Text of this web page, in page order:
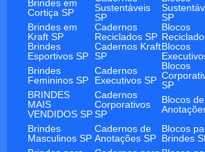
Brindes em
Cortiça SP
Sustentáveis
SP
SP
Brindes em
Kraft SP
Cadernos
Reciclados SP
Blocos
Brindes
Esportivos SP
Cadernos Kraft
SP
Blocos
Brindes
Femininos SP
Cadernos
Executivos SP
Blocos
SP
BRINDES
MAIS
VENDIDOS SP
Cadernos
Corporativos
SP
Blocos de
Brindes
Masculinos SP
Cadernos de
Anotações SP
Blocos
Brindes